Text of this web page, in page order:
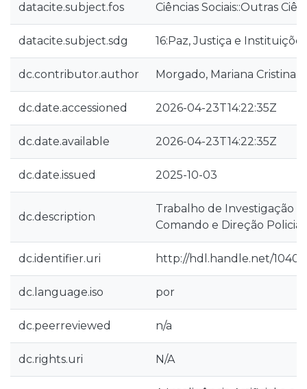
datacite.subject.fos Ciências Sociais::Outras
datacite.subject.sdg 16:Paz, Justiça e
dc.contributor.author Morgado, Mariana Cristina
dc.date.accessioned 2026-04-23T14:22:35Z
dc.date.available 2026-04-23T14:22:35Z
dc.date.issued 2025-10-03
dc.description
Trabalho de Investigação
Comando e Direção Policial
dc.identifier.uri http://hdl.handle.net/
dc.language.iso por
dc.peerreviewed n/a
dc.rights.uri N/A